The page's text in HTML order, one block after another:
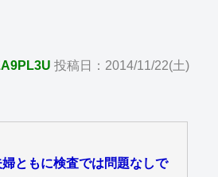
投稿日：2014/11/22(土)
ともに検査では問題なしで